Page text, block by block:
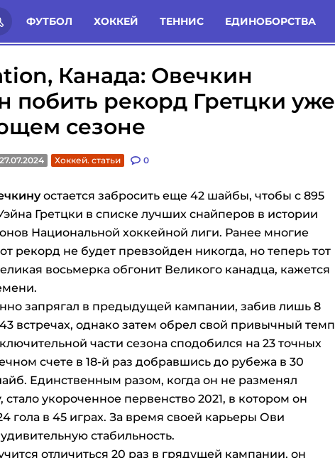
ФУТБОЛ ХОККЕЙ ТЕННИС ЕДИНОБОРСТВА
России: Статьи Комменты Новости
Канада: Овечкин
побить рекорд Гретцки уже
сезоне
27.07.2024 Хоккей. статьи 0
остается забросить еще 42 шайбы, чтобы с 895
Гретцки в списке лучших снайперов в истории
Национальной хоккейной лиги. Ранее многие
рекорд не будет превзойден никогда, но теперь тот
восьмерка обгонит Великого канадца, кажется
запрягал в предыдущей кампании, забив лишь 8
встречах, однако затем обрел свой привычный темп
части сезона сподобился на 23 точных
счете в 18-й раз добравшись до рубежа в 30
Единственным разом, когда он не разменял
стало укороченное первенство 2021, в котором он
гола в 45 играх. За время своей карьеры Ови
стабильность.
отличиться 20 раз в грядущей кампании, он